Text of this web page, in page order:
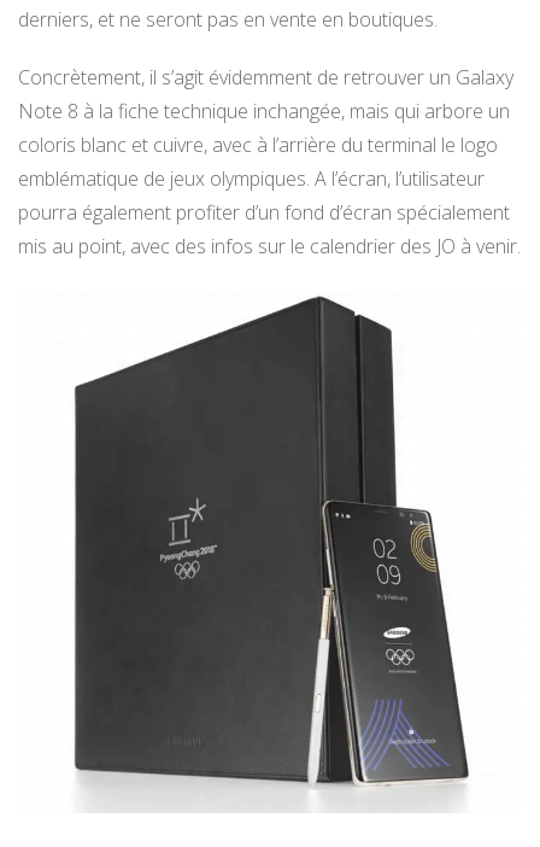
derniers, et ne seront pas en vente en boutiques.
Concrètement, il s’agit évidemment de retrouver un Galaxy
Note 8 à la fiche technique inchangée, mais qui arbore un
coloris blanc et cuivre, avec à l’arrière du terminal le logo
emblématique de jeux olympiques. A l’écran, l’utilisateur
pourra également profiter d’un fond d’écran spécialement
mis au point, avec des infos sur le calendrier des JO à venir.